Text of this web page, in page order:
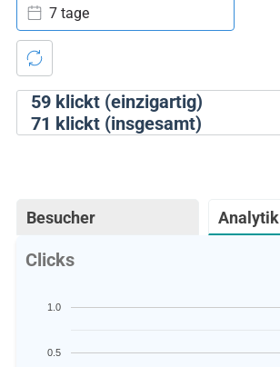
59klickt (einzigartig)
71 klickt (insgesamt)
7 tage
Besucher Analytik
Clicks
0.5
1.0